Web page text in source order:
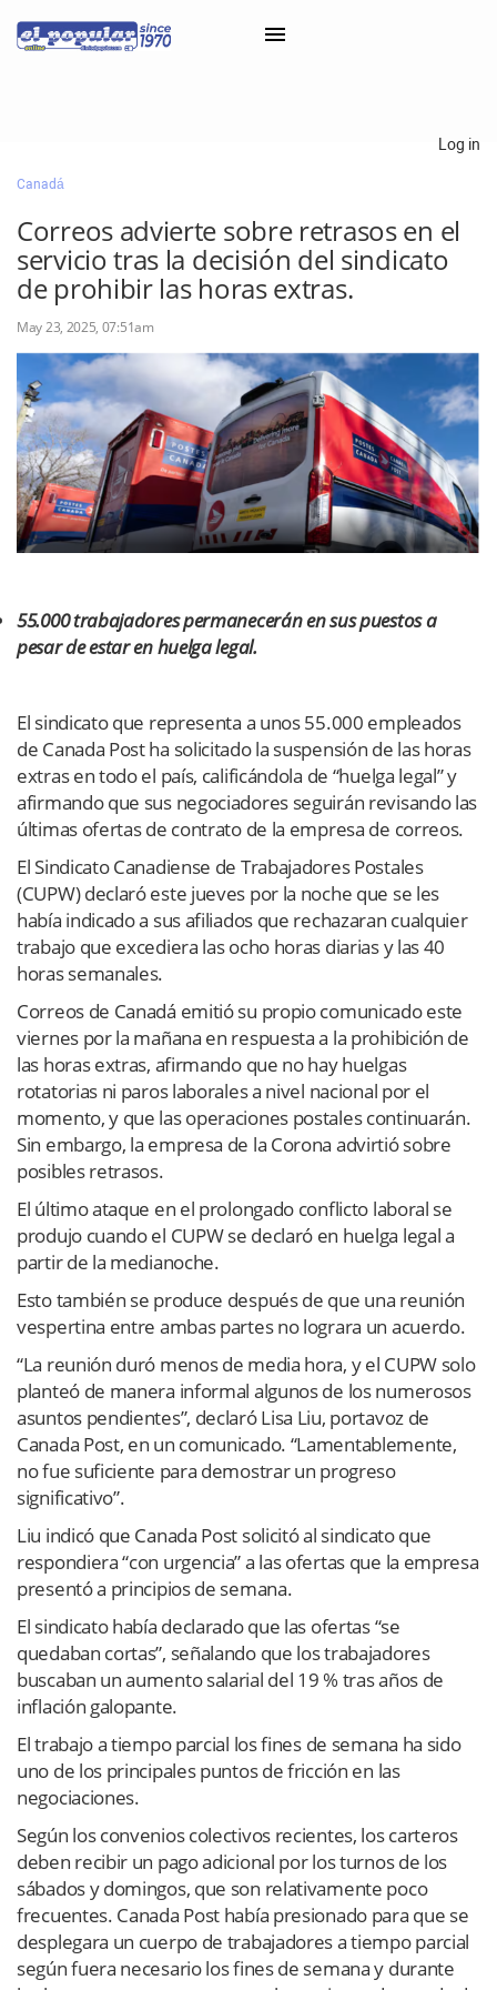
Classifieds
Categorías
Iniciar sesión con Clascal
×
Log in
Canadá
Correos advierte sobre retrasos en el
servicio tras la decisión del sindicato
de prohibir las horas extras.
May 23, 2025, 07:51am
55.000 trabajadores permanecerán en sus puestos a
pesar de estar en huelga legal.
El sindicato que representa a unos 55.000 empleados
de Canada Post ha solicitado la suspensión de las horas
extras en todo el país, calificándola de “huelga legal” y
afirmando que sus negociadores seguirán revisando las
últimas ofertas de contrato de la empresa de correos.
El Sindicato Canadiense de Trabajadores Postales
(CUPW) declaró este jueves por la noche que se les
había indicado a sus afiliados que rechazaran cualquier
trabajo que excediera las ocho horas diarias y las 40
horas semanales.
Correos de Canadá emitió su propio comunicado este
viernes por la mañana en respuesta a la prohibición de
las horas extras, afirmando que no hay huelgas
rotatorias ni paros laborales a nivel nacional por el
momento, y que las operaciones postales continuarán.
Sin embargo, la empresa de la Corona advirtió sobre
posibles retrasos.
El último ataque en el prolongado conflicto laboral se
produjo cuando el CUPW se declaró en huelga legal a
partir de la medianoche.
Esto también se produce después de que una reunión
vespertina entre ambas partes no lograra un acuerdo.
“La reunión duró menos de media hora, y el CUPW solo
planteó de manera informal algunos de los numerosos
asuntos pendientes”, declaró Lisa Liu, portavoz de
Canada Post, en un comunicado. “Lamentablemente,
no fue suficiente para demostrar un progreso
significativo”.
Liu indicó que Canada Post solicitó al sindicato que
respondiera “con urgencia” a las ofertas que la empresa
presentó a principios de semana.
El sindicato había declarado que las ofertas “se
quedaban cortas”, señalando que los trabajadores
buscaban un aumento salarial del 19 % tras años de
inflación galopante.
El trabajo a tiempo parcial los fines de semana ha sido
uno de los principales puntos de fricción en las
negociaciones.
Según los convenios colectivos recientes, los carteros
deben recibir un pago adicional por los turnos de los
sábados y domingos, que son relativamente poco
frecuentes. Canada Post había presionado para que se
desplegara un cuerpo de trabajadores a tiempo parcial
según fuera necesario los fines de semana y durante